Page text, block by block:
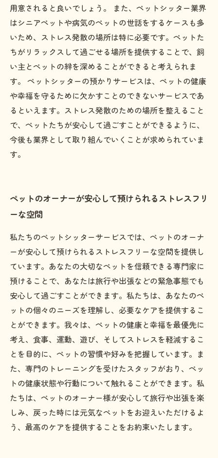
用意されると良いでしょう。 また、ペットシッター業界
はシニアペットや病気のペットの世話をするケースも多
いため、ストレス発散の場所は特に必要です。ペットた
ちがリラックスして過ごせる場所を提供することで、飼
い主とペットの絆を深めることができると考えられま
す。 ペットシッターの預かりサービスは、ペットの健康
や幸福を守るために欠かすことのできないサービスであ
るといえます。ストレス発散のための場所を整えること
で、ペットたちが安心して過ごすことができるように、
今後も業界として取り組んでいくことが求められていま
す。
ペットのオーナーが安心して預けられるストレスフリ
ーな空間
私たちのペットシッターサービスでは、ペットのオーナ
ーが安心して預けられるストレスフリーな空間を提供し
ています。あなたの大切なペットを信頼できる専門家に
預けることで、あなたは旅行や出張などの緊急事態でも
安心して過ごすことができます。私たちは、あなたのペ
ットの個々のニーズを理解し、必要なケアを提供するこ
とができます。我々は、ペットの健康と幸福を最優先に
考え、食事、運動、遊び、そしてストレスを軽減するこ
とを目的に、ペットの習慣や好みを把握しています。ま
た、専門のトレーニングを受けたスタッフがおり、ペッ
トの健康状態や行動について触れることができます。私
たちは、ペットのオーナー様が安心して旅行や出張を楽
しみ、戻った時には元気なペットをお迎えいただけるよ
う、最高のケアを提供することをお約束いたします。